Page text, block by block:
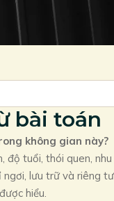
bài toán
không gian này?
độ tuổi, thói quen,
ngơi, lưu trữ và riêng
hiểu.